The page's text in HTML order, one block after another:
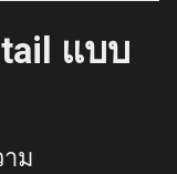
แบบ
ม